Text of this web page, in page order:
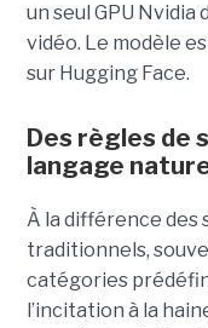
un seul GPU Nvidia
vidéo. Le modèle
sur Hugging Face.
Des règles de
langage
À la différence des
traditionnels,
catégories
l’incitation à la